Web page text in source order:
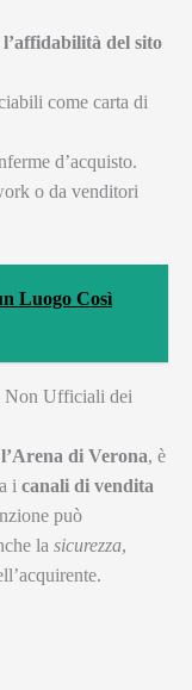
del sito
come carta di
d’acquisto.
o da venditori
Luogo Così
Non Ufficiali dei
di Verona, è
i canali di vendita
può
la sicurezza,